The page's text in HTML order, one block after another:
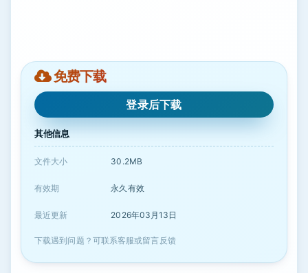
免费下载
登录后下载
其他信息
文件大小 30.2MB
有效期 永久有效
最近更新 2026年03月13日
下载遇到问题？可联系客服或留言反馈